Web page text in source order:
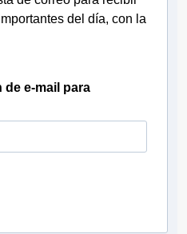
del día, con la
de e-mail para